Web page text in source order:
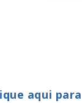
aqui